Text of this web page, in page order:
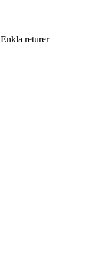
Enkla returer